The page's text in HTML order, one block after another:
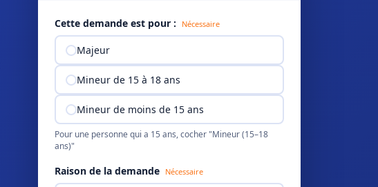
Cette demande est pour : Nécessaire
Majeur
Mineur de 15 à 18 ans
Mineur de moins de 15 ans
Pour une personne qui a 15 ans, cocher "Mineur (15–18
ans)"
Raison de la demande Nécessaire